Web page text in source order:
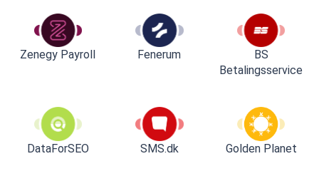
Zenegy Payroll Fenerum
BS
Betalingsservice
DataForSEO SMS.dk Golden Planet